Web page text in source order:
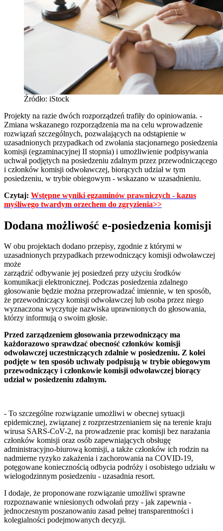
Źródło: iStock
Projekty na razie dwóch rozporządzeń trafiły do opiniowania. -
Zmiana wskazanego rozporządzenia ma na celu wprowadzenie
rozwiązań szczególnych, pozwalających na odstąpienie w
uzasadnionych przypadkach od zwołania stacjonarnego posiedzenia
komisji (egzaminacyjnej II stopnia) i umożliwienie podpisywania
uchwał podjętych na posiedzeniu zdalnym przez przewodniczącego
i członków komisji odwoławczej, biorących udział w tym
posiedzeniu, w trybie obiegowym - wskazano w uzasadnieniu.
Czytaj: Wstępne wyniki egzaminów prawniczych - kazus
myśliwego twardym orzechem do zgryzienia>>
Dodana możliwość e-posiedzenia komisji
W obu projektach dodano przepisy, zgodnie z którymi w
uzasadnionych przypadkach przewodniczący komisji odwoławczej
może
zarządzić odbywanie jej posiedzeń przy użyciu środków
komunikacji elektronicznej. Podczas posiedzenia zdalnego
głosowanie będzie można przeprowadzać imiennie, w ten sposób,
że przewodniczący komisji odwoławczej lub osoba przez niego
wyznaczona wyczytuje nazwiska uprawnionych do głosowania,
którzy informują o swoim głosie.
Przed zarządzeniem głosowania przewodniczący ma
każdorazowo sprawdzać obecność członków komisji
odwoławczej uczestniczących zdalnie w posiedzeniu. Z kolei
podjęte w ten sposób uchwały podpisują w trybie obiegowym
przewodniczący i członkowie komisji odwoławczej biorący
udział w posiedzeniu zdalnym.
- To szczególne rozwiązanie umożliwi w obecnej sytuacji
epidemicznej, związanej z rozprzestrzenianiem się na terenie kraju
wirusa SARS-CoV-2, na prowadzenie prac komisji bez narażania
członków komisji oraz osób zapewniających obsługę
administracyjno-biurową komisji, a także członków ich rodzin na
nadmierne ryzyko zakażenia i zachorowania na COVID-19,
potęgowane koniecznością odbycia podróży i osobistego udziału w
wielogodzinnym posiedzeniu - uzasadnia resort.
I dodaje, że proponowane rozwiązanie umożliwi sprawne
rozpoznawanie wniesionych odwołań przy - jak zapewnia -
jednoczesnym poszanowaniu zasad pełnej transparentności i
kolegialności podejmowanych decyzji.